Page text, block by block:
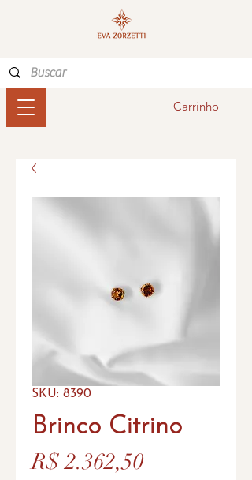
Carrinho
SKU: 8390
Brinco Citrino
R$ 2.362,50